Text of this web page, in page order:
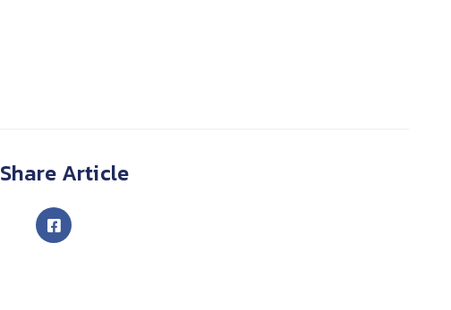
Share Article